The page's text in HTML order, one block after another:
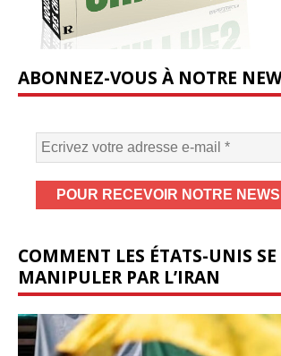
ABONNEZ-VOUS À NOTRE
COMMENT LES ÉTATS-UNIS
MANIPULER PAR L’IRAN